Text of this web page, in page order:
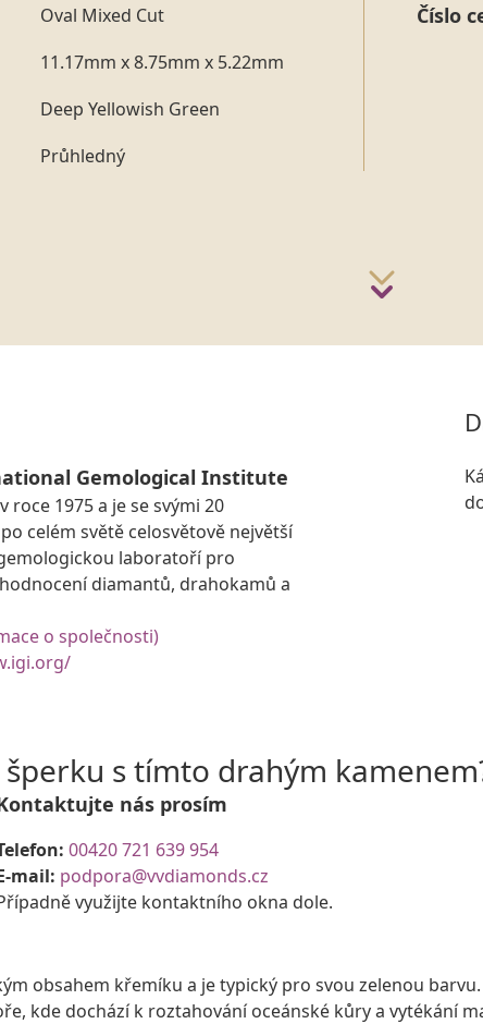
Oval Mixed Cut
11.17mm x 8.75mm x 5.22mm
Deep Yellowish Green
Průhledný
Číslo
Gemological Institute
roce 1975 a je se svými 20
celém světě celosvětově největší
laboratoří pro
diamantů, drahokamů a
o společnosti)
s tímto drahým
nás prosím
00420 721 639 954
mail: podpora@vvdiamonds.cz
využijte kontaktního okna dole.
obsahem křemíku a je typický pro svou zelenou
kde dochází k roztahování oceánské kůry a vytékání